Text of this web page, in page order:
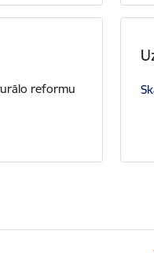
reformu